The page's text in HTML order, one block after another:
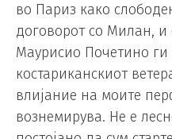
во Париз како
договорот со Милан, и
Маурисио Почетино ги
костариканскиот
влијание на моите
вознемирува. Не е